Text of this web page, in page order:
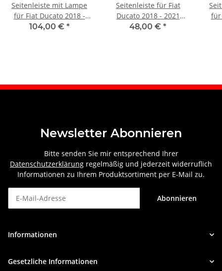
Seitenleiste mit Lampe
für Fiat Ducato 2018 -
2021 hinten rechts
104,00 € *
Seitenleiste für Fiat
Ducato 2018 - 2021
rechts
48,00 € *
für
Newsletter Abonnieren
Bitte senden Sie mir entsprechend Ihrer
Datenschutzerklärung regelmäßig und jederzeit widerruflich
Informationen zu Ihrem Produktsortiment per E-Mail zu.
Abonnieren
Informationen
Gesetzliche Informationen